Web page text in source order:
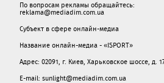
По вопросам рекламы обращайтесь:
reklama@mediadim.com.ua
Субъект в сфере онлайн-медиа
Название онлайн-медиа - «ISPORT»
Адрес: 02091, г. Киев, Харьковское шоссе, д.
E-mail: sunlight@mediadim.com.ua